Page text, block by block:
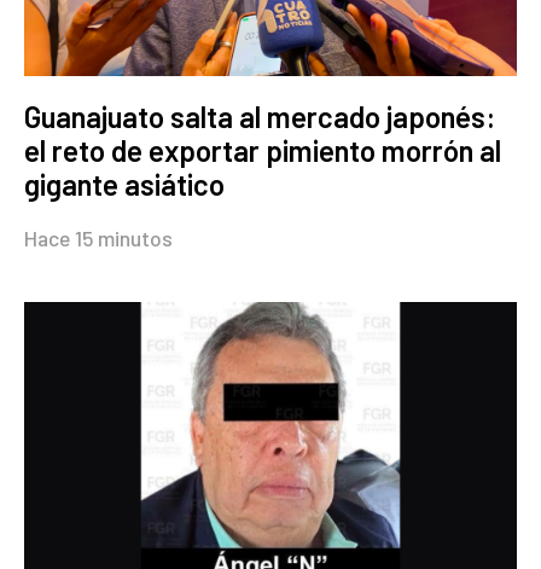
Guanajuato salta al mercado japonés:
el reto de exportar pimiento morrón al
gigante asiático
Hace 15 minutos